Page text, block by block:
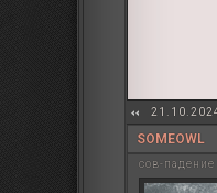
SOMEOWL
сов-падение